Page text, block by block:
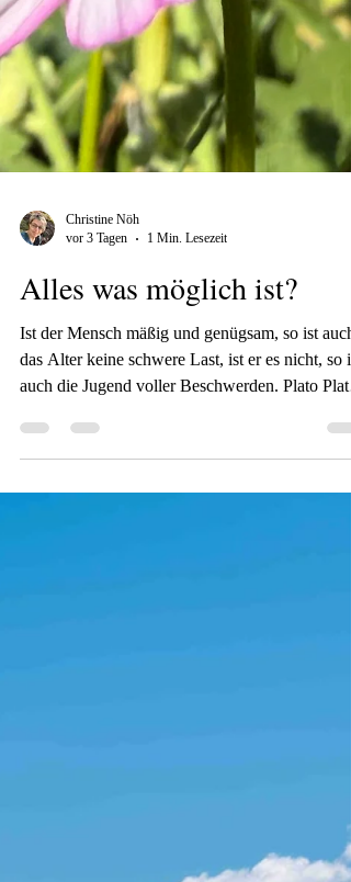
Christine Nöh
Alles was möglich ist?